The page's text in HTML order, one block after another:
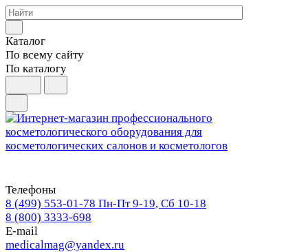
Каталог
По всему сайту
По каталогу
Телефоны
8 (499) 553-01-78 Пн-Пт 9-19, Сб 10-18
8 (800) 3333-698
E-mail
medicalmag@yandex.ru